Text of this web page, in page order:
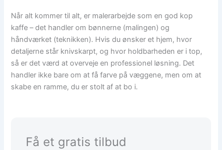
Når alt kommer til alt, er malerarbejde som en god kop
kaffe – det handler om bønnerne (malingen) og
håndværket (teknikken). Hvis du ønsker et hjem, hvor
detaljerne står knivskarpt, og hvor holdbarheden er i top,
så er det værd at overveje en professionel løsning. Det
handler ikke bare om at få farve på væggene, men om at
skabe en ramme, du er stolt af at bo i.
Få et gratis tilbud